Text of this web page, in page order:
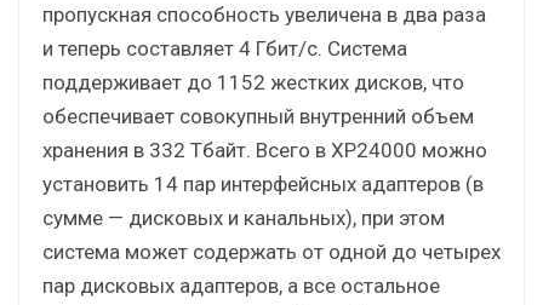
пропускная способность увеличена в два раза
и теперь составляет 4 Гбит/с. Система
поддерживает до 1152 жестких дисков, что
обеспечивает совокупный внутренний объем
хранения в 332 Тбайт. Всего в XP24000 можно
установить 14 пар интерфейсных адаптеров (в
сумме — дисковых и канальных), при этом
система может содержать от одной до четырех
пар дисковых адаптеров, а все остальное